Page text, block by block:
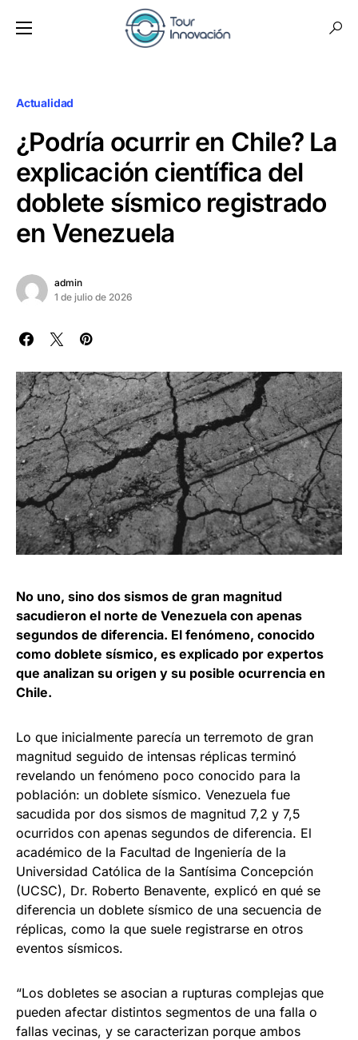
Actualidad
¿Podría ocurrir en Chile? La
explicación científica del
doblete sísmico registrado
en Venezuela
admin
1 de julio de 2026
No uno, sino dos sismos de gran magnitud
sacudieron el norte de Venezuela con apenas
segundos de diferencia. El fenómeno, conocido
como doblete sísmico, es explicado por expertos
que analizan su origen y su posible ocurrencia en
Chile.
Lo que inicialmente parecía un terremoto de gran
magnitud seguido de intensas réplicas terminó
revelando un fenómeno poco conocido para la
población: un doblete sísmico. Venezuela fue
sacudida por dos sismos de magnitud 7,2 y 7,5
ocurridos con apenas segundos de diferencia. El
académico de la Facultad de Ingeniería de la
Universidad Católica de la Santísima Concepción
(UCSC), Dr. Roberto Benavente, explicó en qué se
diferencia un doblete sísmico de una secuencia de
réplicas, como la que suele registrarse en otros
eventos sísmicos.
“Los dobletes se asocian a rupturas complejas que
pueden afectar distintos segmentos de una falla o
fallas vecinas, y se caracterizan porque ambos